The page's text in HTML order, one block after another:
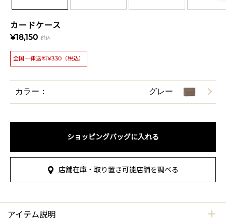
カードケース
¥18,150 税込
全国一律送料¥330（税込）
カラー： グレー
ショッピングバッグに入れる
店舗在庫・取り置き可能店舗を調べる
アイテム説明